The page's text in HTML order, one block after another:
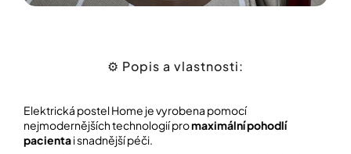
⚙️ Popis a vlastnosti:
Elektrická postel Home je vyrobena pomocí
nejmodernějších technologií promaximální pohodlí
pacientai snadnější péči.